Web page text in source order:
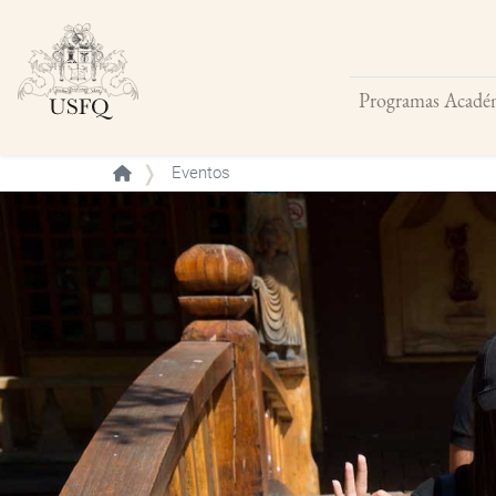
Programas
Buscar
Eventos